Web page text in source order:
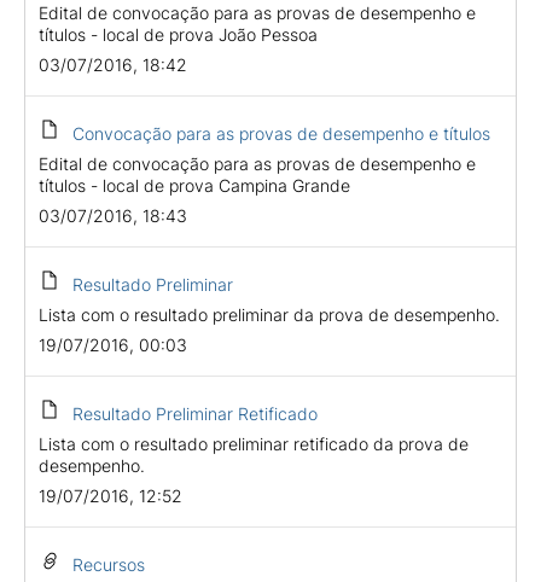
Edital de convocação para as provas de desempenho e
títulos - local de prova João Pessoa
03/07/2016, 18:42
Convocação para as provas de desempenho e títulos
Edital de convocação para as provas de desempenho e
títulos - local de prova Campina Grande
03/07/2016, 18:43
Resultado Preliminar
Lista com o resultado preliminar da prova de desempenho.
19/07/2016, 00:03
Resultado Preliminar Retificado
Lista com o resultado preliminar retificado da prova de
desempenho.
19/07/2016, 12:52
Recursos